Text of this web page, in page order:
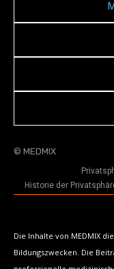
© MEDMIX
Historie der
Die Inhalte von MEDMIX
Bildungszwecken. Die